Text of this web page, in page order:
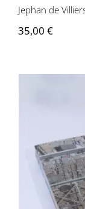
Jephan de
35,00 €
Marc